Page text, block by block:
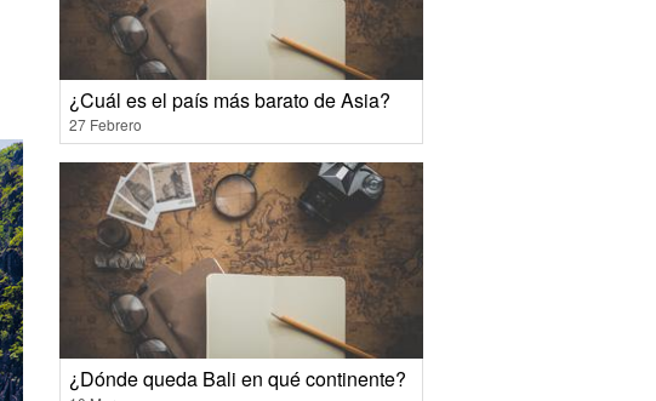
¿Cuál es el país más barato de Asia?
27 Febrero
¿Dónde queda Bali en qué continente?